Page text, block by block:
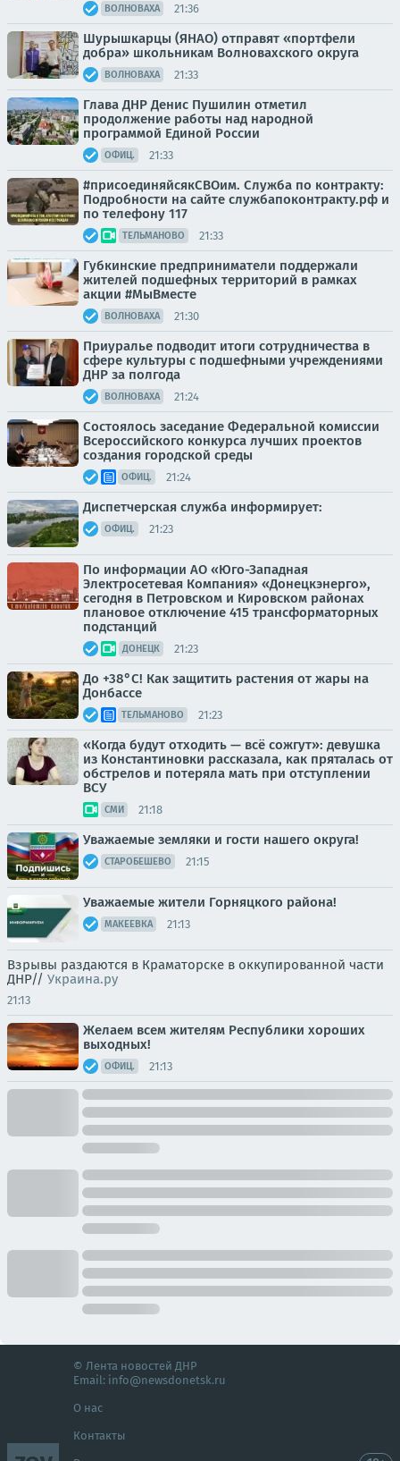
ВОЛНОВАХА 21:36
Шурышкарцы (ЯНАО) отправят «портфели
добра» школьникам Волновахского округа
ВОЛНОВАХА 21:33
Глава ДНР Денис Пушилин отметил
продолжение работы над народной
программой Единой России
ОФИЦ. 21:33
#присоединяйсякСВОим. Служба по контракту:
Подробности на сайте службапоконтракту.рф и
по телефону 117
ТЕЛЬМАНОВО 21:33
Губкинские предприниматели поддержали
жителей подшефных территорий в рамках
акции #МыВместе
ВОЛНОВАХА 21:30
Приуралье подводит итоги сотрудничества в
сфере культуры с подшефными учреждениями
ДНР за полгода
ВОЛНОВАХА 21:24
Состоялось заседание Федеральной комиссии
Всероссийского конкурса лучших проектов
создания городской среды
ОФИЦ. 21:24
Диспетчерская служба информирует:
ОФИЦ. 21:23
По информации АО «Юго-Западная
Электросетевая Компания» «Донецкэнерго»,
сегодня в Петровском и Кировском районах
плановое отключение 415 трансформаторных
подстанций
ДОНЕЦК 21:23
До +38°С! Как защитить растения от жары на
Донбассе
ТЕЛЬМАНОВО 21:23
«Когда будут отходить — всё сожгут»: девушка
из Константиновки рассказала, как пряталась от
обстрелов и потеряла мать при отступлении
ВСУ
СМИ 21:18
Уважаемые земляки и гости нашего округа!
СТАРОБЕШЕВО 21:15
Уважаемые жители Горняцкого района!
МАКЕЕВКА 21:13
Взрывы раздаются в Краматорске в оккупированной части
ДНР// Украина.ру
21:13
Желаем всем жителям Республики хороших
выходных!
ОФИЦ. 21:13
© Лента новостей ДНР
Email: info@newsdonetsk.ru
О нас
Контакты